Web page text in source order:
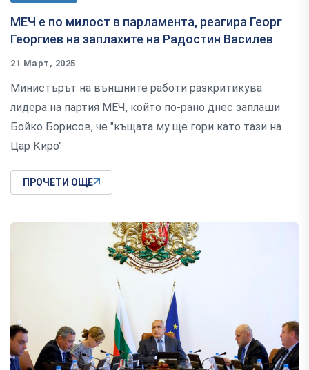
МЕЧ е по милост в парламента, реагира Георг
Георгиев на заплахите на Радостин Василев
21 Март, 2025
Министърът на външните работи разкритикува
лидера на партия МЕЧ, който по-рано днес заплаши
Бойко Борисов, че "къщата му ще гори като тази на
Цар Киро"
ПРОЧЕТИ ОЩЕ